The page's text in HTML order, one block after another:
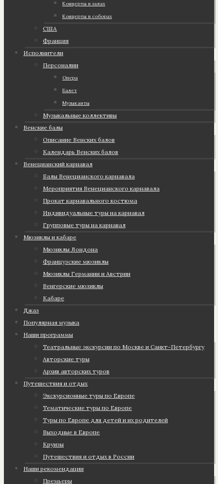
Концерты в залах
Концерты в соборах
США
Франция
Исполнители
Персоналии
Опера
Балет
Музыканты
Музыкальные коллективы
Венские балы
Описание Венских балов
Календарь Венских балов
Венецианский карнавал
Балы Венецианского карнавала
Мероприятия Венецианского карнавала
Прокат карнавального костюма
Индивидуальные туры на карнавал
Групповые туры на карнавал
Мюзиклы и кабаре
Мюзиклы Лондона
Французские мюзиклы
Мюзиклы Германии и Австрии
Венгерские мюзиклы
Кабаре
Джаз
Популярная музыка
Наши программы
Театральные экскурсии по Москве и Санкт-Петербургу
Авторские туры
Архив авторских туров
Путешествия и отдых
Экскурсионные туры по Европе
Тематические туры по Европе
Туры по Европе для детей и их родителей
Выходные в Европе
Круизы
Путешествия и отдых в России
Наши рекомендации
Премьеры